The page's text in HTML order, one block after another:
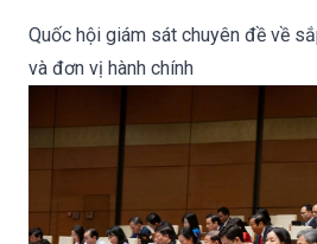
Quốc hội giám sát chuyên đề về
và đơn vị hành chính